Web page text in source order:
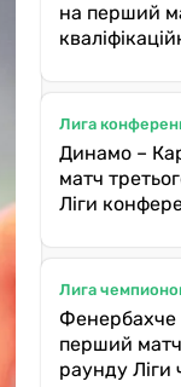
на перший
Лига
Динамо –
матч
Ліги
Лига
Фенербахче
перший матч
раунду Ліги